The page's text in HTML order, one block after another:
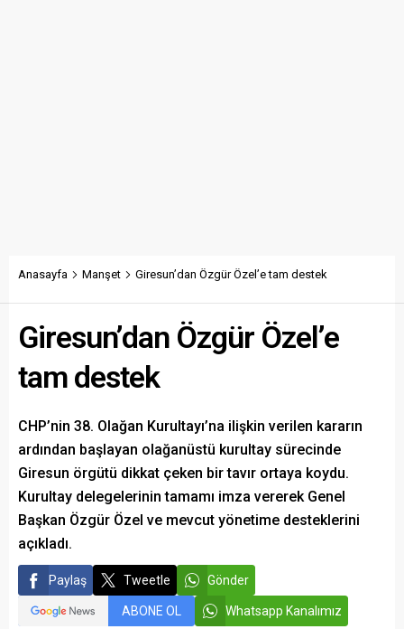
Anasayfa Manşet Giresun’dan Özgür Özel’e tam destek
Giresun’dan Özgür Özel’e
tam destek
CHP’nin 38. Olağan Kurultayı’na ilişkin verilen kararın
ardından başlayan olağanüstü kurultay sürecinde
Giresun örgütü dikkat çeken bir tavır ortaya koydu.
Kurultay delegelerinin tamamı imza vererek Genel
Başkan Özgür Özel ve mevcut yönetime desteklerini
açıkladı.
Paylaş Tweetle Gönder
ABONE OL Whatsapp Kanalımız